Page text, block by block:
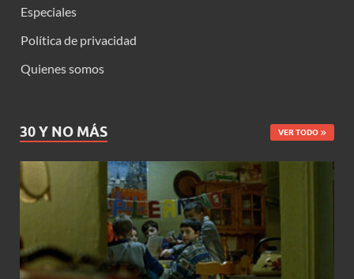
Especiales
Política de privacidad
Quienes somos
30 Y NO MÁS VER TODO